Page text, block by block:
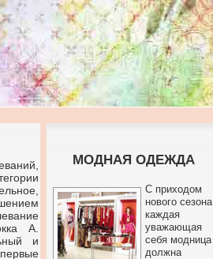
А.
и
МОДНАЯ ОДЕЖДА
С приходом
нового сезона
каждая
уважающая
себя модница
должна